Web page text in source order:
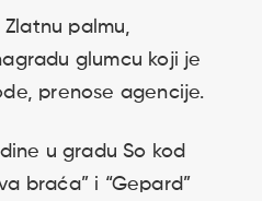
palmu,
glumcu koji je
prenose agencije.
u gradu So kod
braća” i “Gepard”